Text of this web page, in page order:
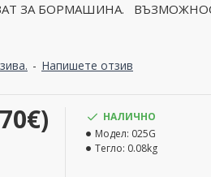
ЗА БОРМАШИНА.
- Напишете отзив
НАЛИЧНО
Модел: 025G
Тегло: 0.08kg